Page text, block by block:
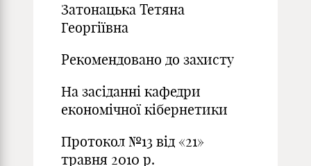
Затонацька Тетяна
Георгіївна
Рекомендовано до захисту
На засіданні кафедри
економічної кібернетики
Протокол №13 від «21»
травня 2010 р.